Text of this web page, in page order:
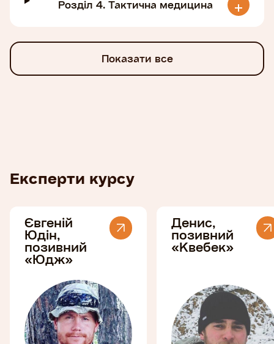
Розділ 4. Тактична медицина
Показати все
Експерти курсу
Євгеній
Юдін,
позивний
«Юдж»
Денис,
позивний
«Квебек»